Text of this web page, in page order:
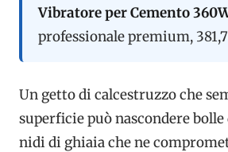
Vibratore per Cemento
professionale premium,
Un getto di calcestruzzo che
superficie può nascondere
nidi di ghiaia che ne